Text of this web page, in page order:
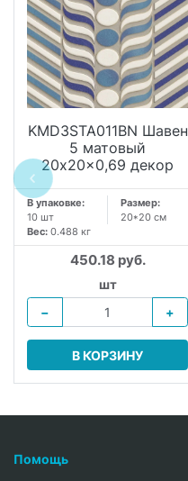
KMD3STA011BN Шавен
5 матовый
20x20x0,69 декор
В упаковке:
10 шт
Размер:
20*20 см
Вес: 0.488 кг
450.18 руб.
шт
−
+
В КОРЗИНУ
Помощь